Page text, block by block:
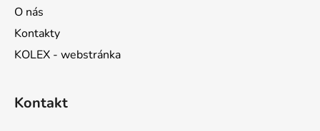
O nás
Kontakty
KOLEX - webstránka
Kontakt